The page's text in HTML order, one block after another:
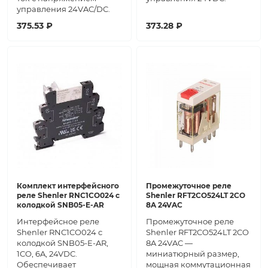
управления 24VAC/DC.
375.53 ₽ 373.28 ₽
Комплект интерфейсного
реле Shenler RNC1CO024 с
колодкой SNB05-E-AR
Интерфейсное реле
Shenler RNC1CO024 с
колодкой SNB05-E-AR,
1CO, 6A, 24VDC.
Обеспечивает
Промежуточное реле
Shenler RFT2CO524LT 2CO
8A 24VAC
Промежуточное реле
Shenler RFT2CO524LT 2CO
8A 24VAC —
миниатюрный размер,
мощная коммутационная